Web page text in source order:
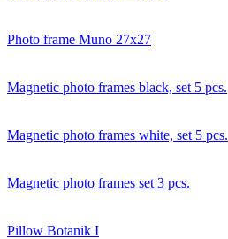
Photo frame Muno 27x27
Magnetic photo frames black, set 5 pcs.
Magnetic photo frames white, set 5 pcs.
Magnetic photo frames set 3 pcs.
Pillow Botanik I